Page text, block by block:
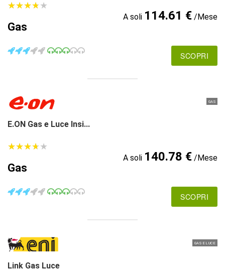
★★★★★
★★★★★
Gas
A soli 114.61 €/Mese
SCOPRI
GAS
E.ON Gas e Luce Insi...
★★★★★
★★★★★
Gas
A soli 140.78 €/Mese
SCOPRI
GAS E LUCE
Link Gas Luce